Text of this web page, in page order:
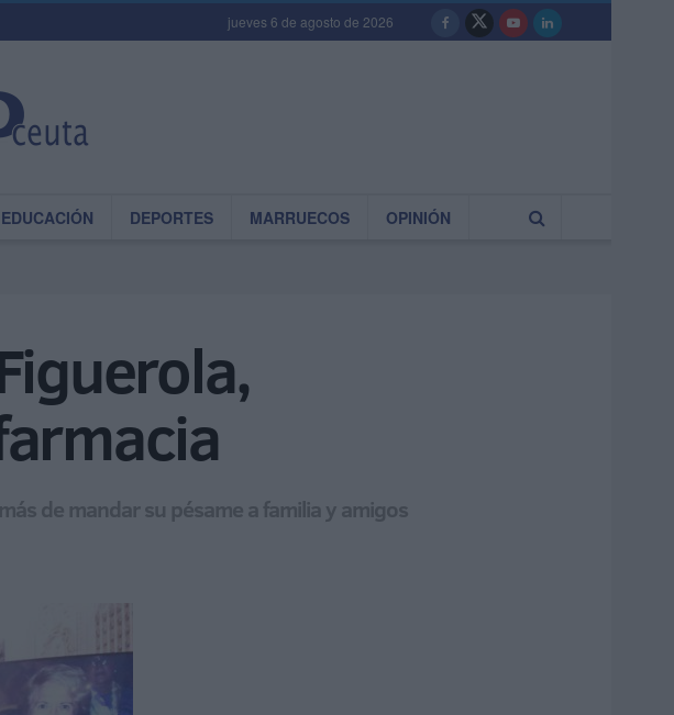
jueves 6 de agosto de 2026
EDUCACIÓN DEPORTES MARRUECOS OPINIÓN
de mandar su pésame a familia y amigos